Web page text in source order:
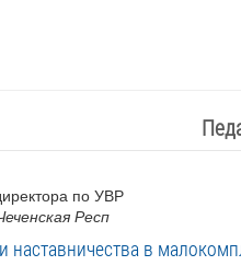
по УВР
Респ
наставничества в